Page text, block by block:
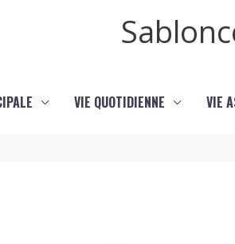
VIE QUOTIDIENNE VIE